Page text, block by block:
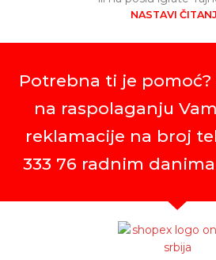
NASTAVI
Potrebna ti je pomoć?
na raspolaganju
reklamacije na broj
333 76 radnim